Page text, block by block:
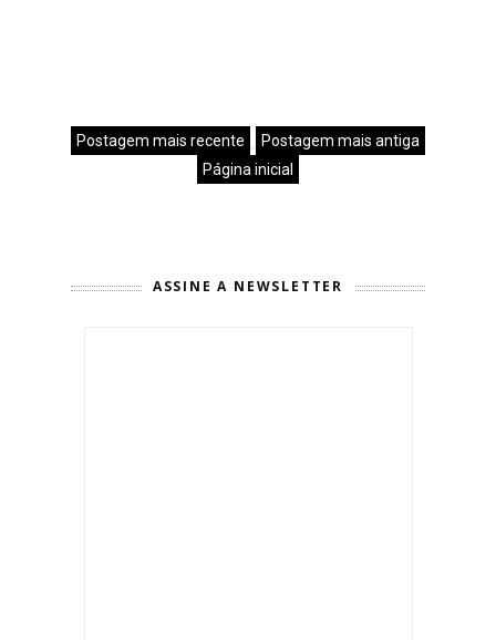
Postagem mais recente
Postagem mais antiga
Página inicial
ASSINE A NEWSLETTER